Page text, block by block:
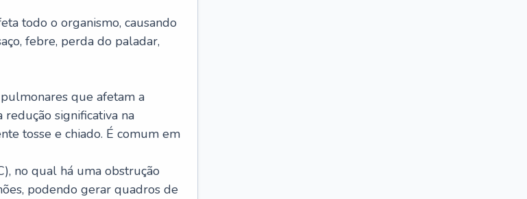
todo o organismo, causando
febre, perda do paladar,
que afetam a
significativa na
tosse e chiado. É comum em
no qual há uma obstrução
podendo gerar quadros de